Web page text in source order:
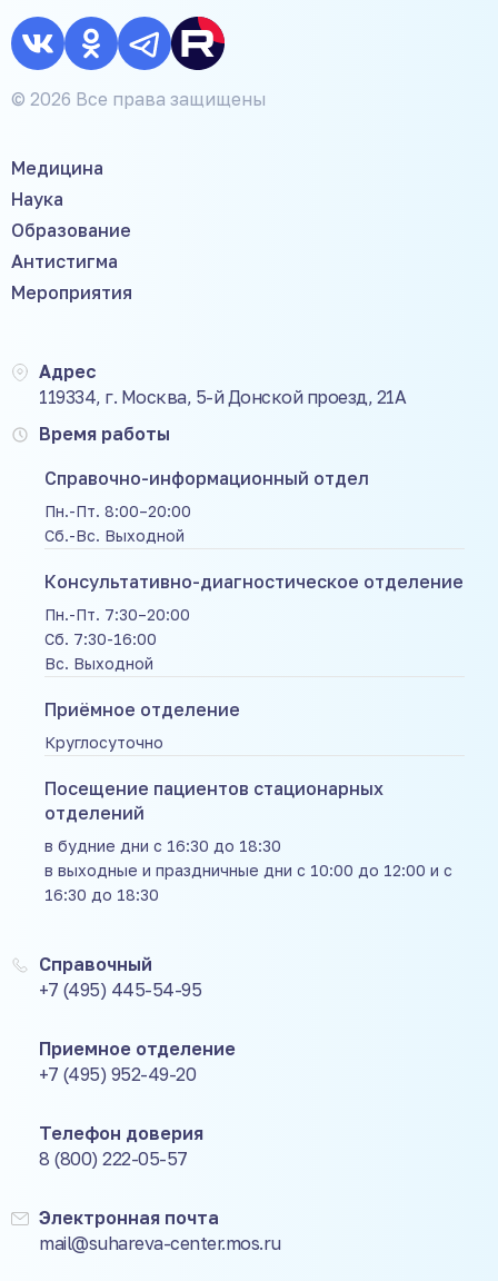
© 2026 Все права защищены
Медицина
Наука
Образование
Антистигма
Мероприятия
Адрес
119334, г. Москва, 5-й Донской проезд, 21А
Время работы
Справочно-информационный отдел
Пн.-Пт. 8:00–20:00
Сб.-Вс. Выходной
Консультативно-диагностическое отделение
Пн.-Пт. 7:30–20:00
Сб. 7:30-16:00
Вс. Выходной
Приёмное отделение
Круглосуточно
Посещение пациентов стационарных
отделений
в будние дни с 16:30 до 18:30
в выходные и праздничные дни с 10:00 до 12:00 и с
16:30 до 18:30
Справочный
+7 (495) 445-54-95
Приемное отделение
+7 (495) 952-49-20
Телефон доверия
8 (800) 222-05-57
Электронная почта
mail@suhareva-center.mos.ru